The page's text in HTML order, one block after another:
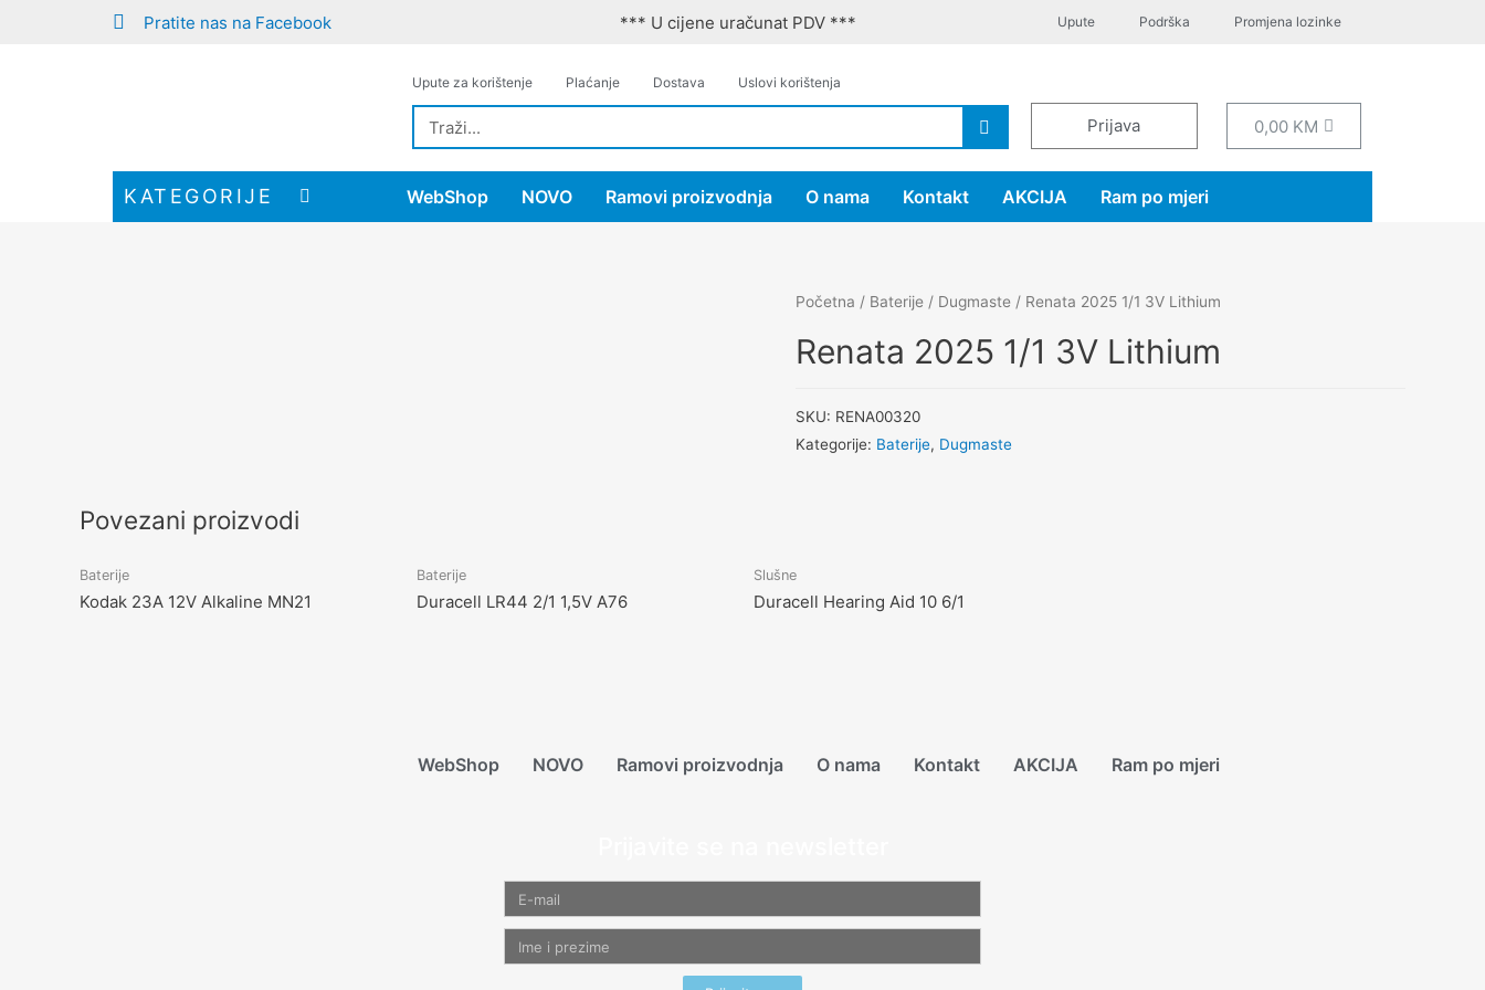
Pratite nas na Facebook *** U cijene uračunat PDV *** Upute Podrška Promjena lozinke
Upute za korištenje Plaćanje Dostava Uslovi korištenja
Prijava 0,00 KM
KATEGORIJE WebShop NOVO Ramovi proizvodnja O nama Kontakt AKCIJA Ram po mjeri
Početna / Baterije / Dugmaste / Renata 2025 1/1 3V Lithium
Renata 2025 1/1 3V Lithium
SKU: RENA00320
Kategorije: Baterije, Dugmaste
Povezani proizvodi
Baterije
Kodak 23A 12V Alkaline MN21
Baterije
Duracell LR44 2/1 1,5V A76
Slušne
Duracell Hearing Aid 10 6/1
WebShop NOVO Ramovi proizvodnja O nama Kontakt AKCIJA Ram po mjeri